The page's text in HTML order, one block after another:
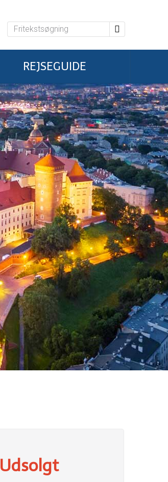
REJSEGUIDE
Udsolgt